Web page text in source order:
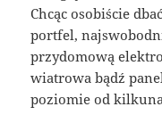
Chcąc osobiście
portfel,
przydomową
wiatrowa bądź
poziomie od